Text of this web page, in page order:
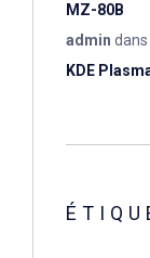
MZ-80B
admin dans
KDE